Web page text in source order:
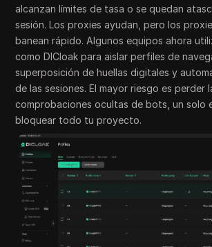
alcanzan límites de tasa o se quedan
sesión. Los proxies ayudan, pero los
banean rápido. Algunos equipos ahora
como DICloak para aislar perfiles de
superposición de huellas digitales y
de las sesiones. El mayor riesgo es perder
comprobaciones ocultas de bots, un solo
bloquear todo tu proyecto.